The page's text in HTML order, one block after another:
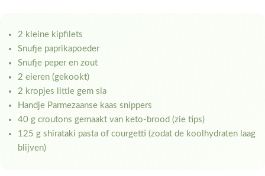
2 kleine kipfilets
Snufje paprikapoeder
Snufje peper en zout
2 eieren (gekookt)
2 kropjes little gem sla
Handje Parmezaanse kaas snippers
40 g croutons gemaakt van keto-brood (zie tips)
125 g shirataki pasta of courgetti (zodat de koolhydraten laag
blijven)